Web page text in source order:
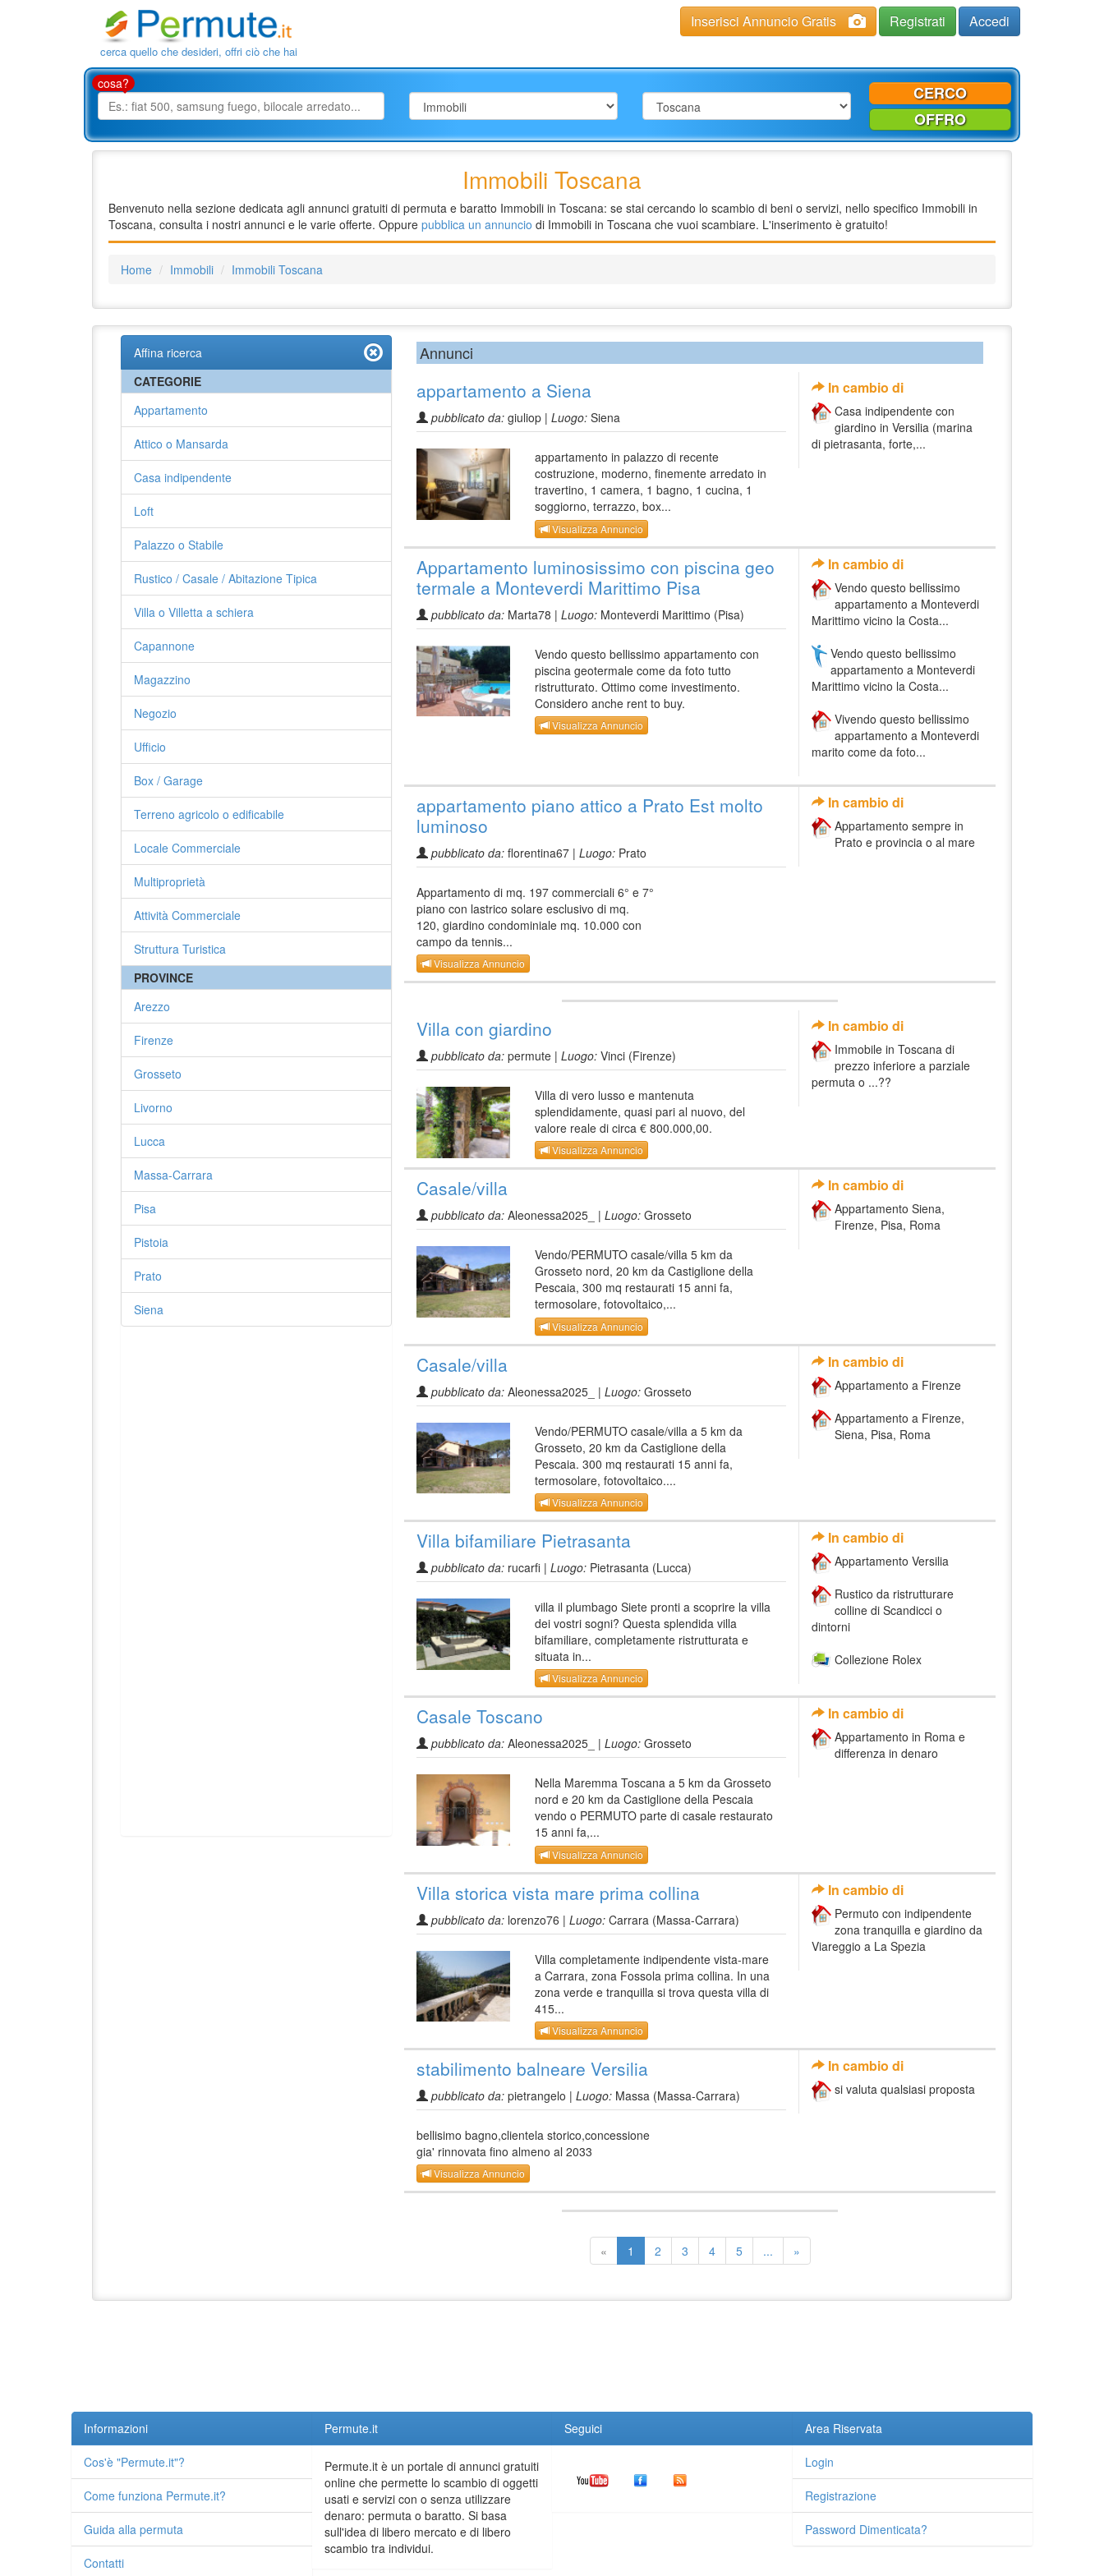
cerca quello che desideri, offri ciò che hai
Inserisci Annuncio Gratis Registrati Accedi
cosa?
CERCO
OFFRO
Immobili Toscana
Benvenuto nella sezione dedicata agli annunci gratuiti di permuta e baratto Immobili in Toscana: se stai cercando lo scambio di beni o servizi, nello specifico Immobili in
Toscana, consulta i nostri annunci e le varie offerte. Oppure pubblica un annuncio di Immobili in Toscana che vuoi scambiare. L'inserimento è gratuito!
Home Immobili Immobili Toscana
Affina ricerca
CATEGORIE
Appartamento
Attico o Mansarda
Casa indipendente
Loft
Palazzo o Stabile
Rustico / Casale / Abitazione Tipica
Villa o Villetta a schiera
Capannone
Magazzino
Negozio
Ufficio
Box / Garage
Terreno agricolo o edificabile
Locale Commerciale
Multiproprietà
Attività Commerciale
Struttura Turistica
PROVINCE
Arezzo
Firenze
Grosseto
Livorno
Lucca
Massa-Carrara
Pisa
Pistoia
Prato
Siena
Annunci
appartamento a Siena
pubblicato da: giuliop | Luogo: Siena
appartamento in palazzo di recente
costruzione, moderno, finemente arredato in
travertino, 1 camera, 1 bagno, 1 cucina, 1
soggiorno, terrazzo, box...
Visualizza Annuncio
In cambio di
Casa indipendente con
giardino in Versilia (marina
di pietrasanta, forte,...
Appartamento luminosissimo con piscina geo
termale a Monteverdi Marittimo Pisa
pubblicato da: Marta78 | Luogo: Monteverdi Marittimo (Pisa)
Vendo questo bellissimo appartamento con
piscina geotermale come da foto tutto
ristrutturato. Ottimo come investimento.
Considero anche rent to buy.
Visualizza Annuncio
In cambio di
Vendo questo bellissimo
appartamento a Monteverdi
Marittimo vicino la Costa...
Vendo questo bellissimo
appartamento a Monteverdi
Marittimo vicino la Costa...
Vivendo questo bellissimo
appartamento a Monteverdi
marito come da foto...
appartamento piano attico a Prato Est molto
luminoso
pubblicato da: florentina67 | Luogo: Prato
Appartamento di mq. 197 commerciali 6° e 7°
piano con lastrico solare esclusivo di mq.
120, giardino condominiale mq. 10.000 con
campo da tennis...
Visualizza Annuncio
In cambio di
Appartamento sempre in
Prato e provincia o al mare
Villa con giardino
pubblicato da: permute | Luogo: Vinci (Firenze)
Villa di vero lusso e mantenuta
splendidamente, quasi pari al nuovo, del
valore reale di circa € 800.000,00.
Visualizza Annuncio
In cambio di
Immobile in Toscana di
prezzo inferiore a parziale
permuta o ...??
Casale/villa
pubblicato da: Aleonessa2025_ | Luogo: Grosseto
Vendo/PERMUTO casale/villa 5 km da
Grosseto nord, 20 km da Castiglione della
Pescaia, 300 mq restaurati 15 anni fa,
termosolare, fotovoltaico,...
Visualizza Annuncio
In cambio di
Appartamento Siena,
Firenze, Pisa, Roma
Casale/villa
pubblicato da: Aleonessa2025_ | Luogo: Grosseto
Vendo/PERMUTO casale/villa a 5 km da
Grosseto, 20 km da Castiglione della
Pescaia. 300 mq restaurati 15 anni fa,
termosolare, fotovoltaico....
Visualizza Annuncio
In cambio di
Appartamento a Firenze
Appartamento a Firenze,
Siena, Pisa, Roma
Villa bifamiliare Pietrasanta
pubblicato da: rucarfi | Luogo: Pietrasanta (Lucca)
villa il plumbago Siete pronti a scoprire la villa
dei vostri sogni? Questa splendida villa
bifamiliare, completamente ristrutturata e
situata in...
Visualizza Annuncio
In cambio di
Appartamento Versilia
Rustico da ristrutturare
colline di Scandicci o
dintorni
Collezione Rolex
Casale Toscano
pubblicato da: Aleonessa2025_ | Luogo: Grosseto
Nella Maremma Toscana a 5 km da Grosseto
nord e 20 km da Castiglione della Pescaia
vendo o PERMUTO parte di casale restaurato
15 anni fa,...
Visualizza Annuncio
In cambio di
Appartamento in Roma e
differenza in denaro
Villa storica vista mare prima collina
pubblicato da: lorenzo76 | Luogo: Carrara (Massa-Carrara)
Villa completamente indipendente vista-mare
a Carrara, zona Fossola prima collina. In una
zona verde e tranquilla si trova questa villa di
415...
Visualizza Annuncio
In cambio di
Permuto con indipendente
zona tranquilla e giardino da
Viareggio a La Spezia
stabilimento balneare Versilia
pubblicato da: pietrangelo | Luogo: Massa (Massa-Carrara)
bellisimo bagno,clientela storico,concessione
gia' rinnovata fino almeno al 2033
Visualizza Annuncio
In cambio di
si valuta qualsiasi proposta
« 1 2 3 4 5 ... »
Informazioni
Cos'è "Permute.it"?
Come funziona Permute.it?
Guida alla permuta
Contatti
Permute.it
Permute.it è un portale di annunci gratuiti
online che permette lo scambio di oggetti
usati e servizi con o senza utilizzare
denaro: permuta o baratto. Si basa
sull'idea di libero mercato e di libero
scambio tra individui.
Seguici Area Riservata
Login
Registrazione
Password Dimenticata?